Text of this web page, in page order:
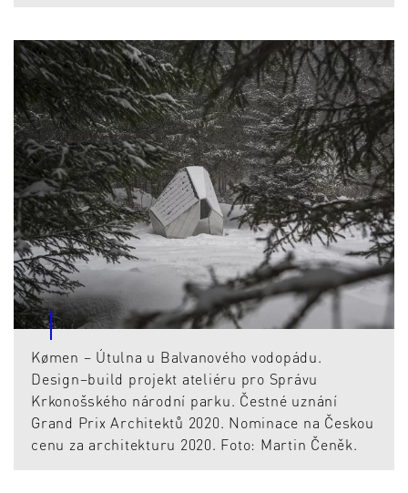
Kømen – Útulna u Balvanového vodopádu.
Design–build projekt ateliéru pro Správu
Krkonošského národní parku. Čestné uznání
Grand Prix Architektů 2020. Nominace na Českou
cenu za architekturu 2020. Foto: Martin Čeněk.